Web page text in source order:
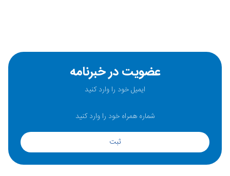
عضویت در خبرنامه
ثبت